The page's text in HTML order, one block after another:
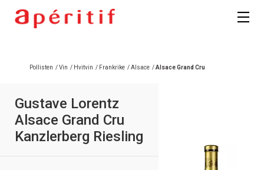
Pollisten /Vin / Hvitvin / Frankrike /Alsace /Alsace Grand Cru
Gustave Lorentz
Alsace Grand Cru
Kanzlerberg Riesling